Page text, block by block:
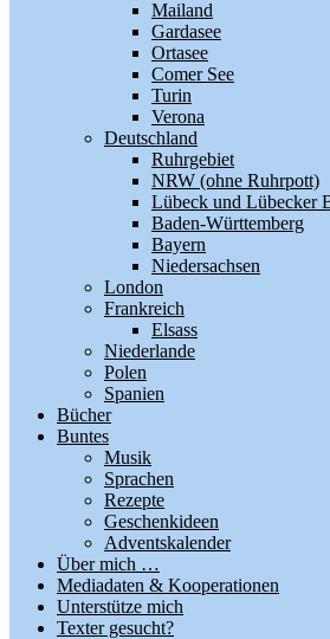
Mailand
Gardasee
Ortasee
Comer See
Turin
Verona
Deutschland
Ruhrgebiet
NRW (ohne Ruhrpott)
Lübeck und Lübecker
Baden-Württemberg
Bayern
Niedersachsen
London
Frankreich
Elsass
Niederlande
Polen
Spanien
Bücher
Buntes
Musik
Sprachen
Rezepte
Geschenkideen
Adventskalender
Über mich …
Mediadaten & Kooperationen
Unterstütze mich
Texter gesucht?